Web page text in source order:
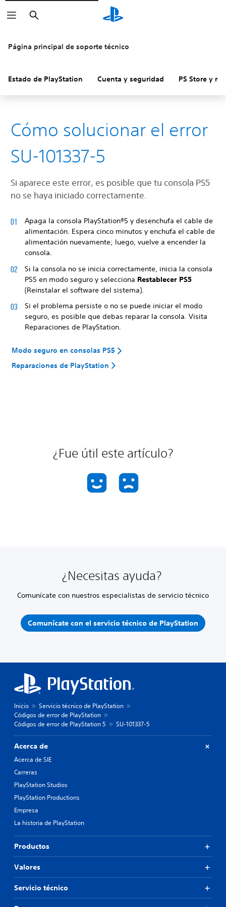
Buscar
Página principal de soporte técnico
Estado de PlayStation Cuenta y seguridad PS Store y
Cómo solucionar el error
SU-101337-5
Si aparece este error, es posible que tu consola PS5
no se haya iniciado correctamente.
Apaga la consola PlayStation®5 y desenchufa el cable de
alimentación. Espera cinco minutos y enchufa el cable de
alimentación nuevamente; luego, vuelve a encender la
consola.
Si la consola no se inicia correctamente, inicia la consola
PS5 en modo seguro y selecciona Restablecer PS5
(Reinstalar el software del sistema).
Si el problema persiste o no se puede iniciar el modo
seguro, es posible que debas reparar la consola. Visita
Reparaciones de PlayStation.
Modo seguro en consolas PS5
Reparaciones de PlayStation
¿Fue útil este artículo?
¿Necesitas ayuda?
Comunícate con nuestros especialistas de servicio técnico
Comunícate con el servicio técnico de PlayStation
Inicio
Servicio técnico de PlayStation
Códigos de error de PlayStation
Códigos de error de PlayStation 5
SU-101337-5
Acerca de
Acerca de SIE
Carreras
PlayStation Studios
PlayStation Productions
Empresa
La historia de PlayStation
Productos
Valores
Servicio técnico